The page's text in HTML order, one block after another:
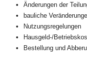
Änderungen der
bauliche
Nutzungsregelungen
Hausgeld-/
Bestellung und